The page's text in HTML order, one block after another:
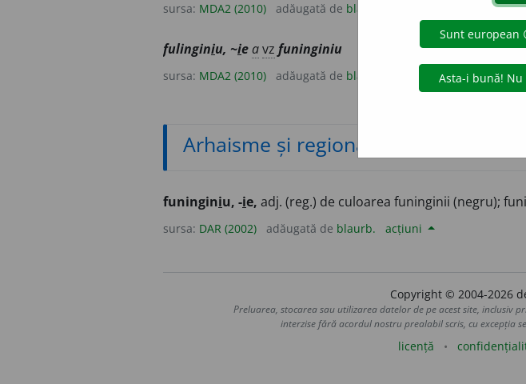
sursa: MDA2 (2010) adăugată de blaurb.
fulinginiu, ~ieavz funinginiu
sursa: MDA2 (2010) adăugată de blaurb.
Arhaisme și regionalisme
funinginiu, -ie, adj. (reg.) de culoarea funinginii (negru);
sursa: DAR (2002) adăugată de blaurb. acțiuni
Copyright © 2004-2026
Preluarea, stocarea sau utilizarea datelor de pe acest site, inclusiv
interzise fără acordul nostru prealabil scris, cu excepția
licență